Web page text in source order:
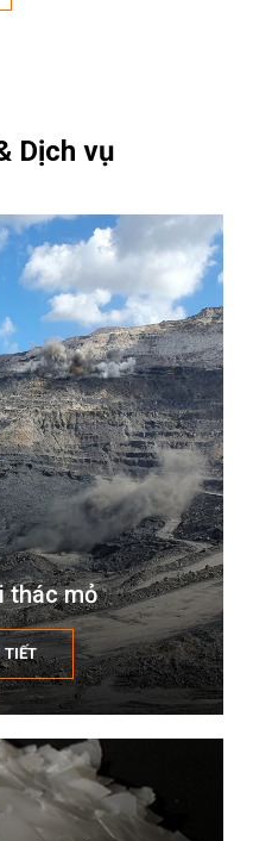
Dịch vụ
thác mỏ
TIẾT